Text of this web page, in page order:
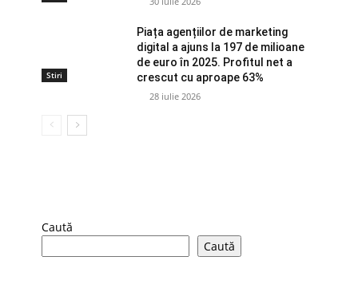
Stiri
Piața agențiilor de marketing
digital a ajuns la 197 de milioane
de euro în 2025. Profitul net a
crescut cu aproape 63%
28 iulie 2026
Caută
Caută